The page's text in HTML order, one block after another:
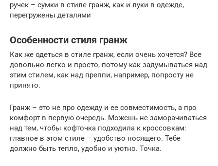
ручек – сумки в стиле гранж, как и луки в одежде,
перегружены деталями
Особенности стиля гранж
Как же одеться в стиле гранж, если очень хочется? Все
довольно легко и просто, потому как задумываться над
этим стилем, как над преппи, например, попросту не
принято.
Гранж – это не про одежду и ее совместимость, а про
комфорт в первую очередь. Можешь не заморачиваться
над тем, чтобы кофточка подходила к кроссовкам:
главное в этом стиле – удобство носящего. Тебе
должно быть тепло, удобно и уютно. Точка.